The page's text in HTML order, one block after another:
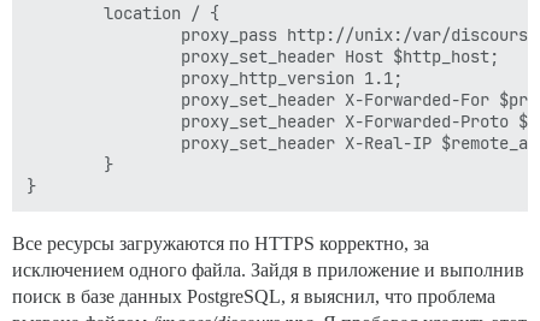
        location / {
proxy_pass http://unix:/var/
                proxy_set_header Host $http_host;
                proxy_http_version 1.1;
proxy_set_header X-Forwarded-For
proxy_set_header X-Forwarded-Proto
proxy_set_header X-Real-IP
        }
Все ресурсы загружаются по HTTPS корректно, за
исключением одного файла. Зайдя в приложение и выполнив
поиск в базе данных PostgreSQL, я выяснил, что проблема